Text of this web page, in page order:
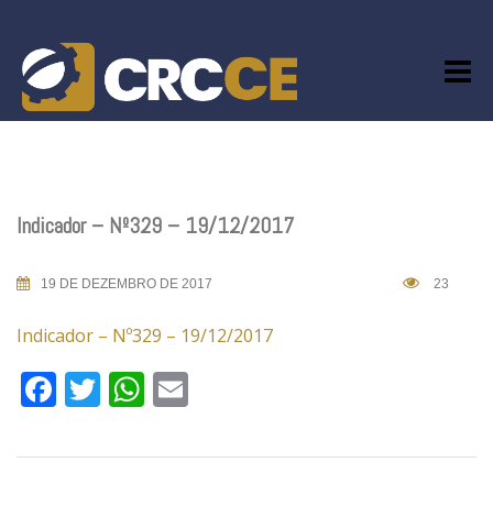
content
Indicador – Nº329 – 19/12/2017
19 DE DEZEMBRO DE 2017 23
Indicador – Nº329 – 19/12/2017
Facebook
TwitterWhatsApp